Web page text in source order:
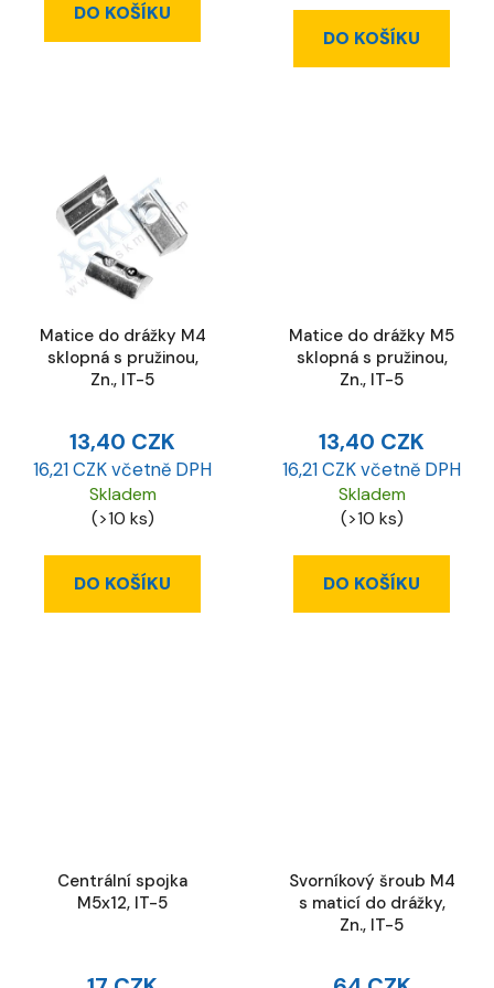
DO KOŠÍKU
DO KOŠÍKU
Matice do drážky M4
sklopná s pružinou,
Zn., IT-5
13,40 CZK
16,21 CZK včetně DPH
Skladem
(>10 ks)
DO KOŠÍKU
Matice do drážky M5
sklopná s pružinou,
Zn., IT-5
13,40 CZK
16,21 CZK včetně DPH
Skladem
(>10 ks)
DO KOŠÍKU
Centrální spojka
M5x12, IT-5
Svorníkový šroub M4
s maticí do drážky,
Zn., IT-5